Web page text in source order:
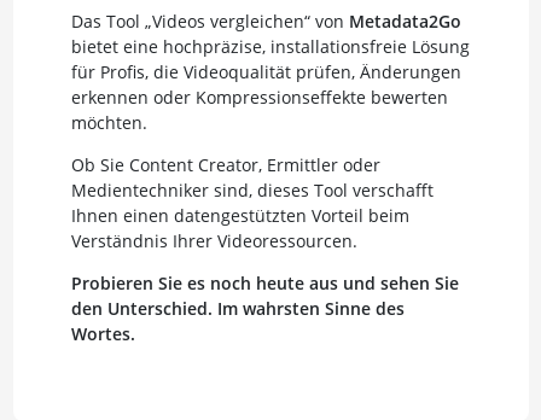
Das Tool „Videos vergleichen“ von Metadata2Go
bietet eine hochpräzise, installationsfreie Lösung
für Profis, die Videoqualität prüfen, Änderungen
erkennen oder Kompressions­effekte bewerten
möchten.
Ob Sie Content Creator, Ermittler oder
Medientechniker sind, dieses Tool verschafft
Ihnen einen datengestützten Vorteil beim
Verständnis Ihrer Videoressourcen.
Probieren Sie es noch heute aus und sehen Sie
den Unterschied. Im wahrsten Sinne des
Wortes.